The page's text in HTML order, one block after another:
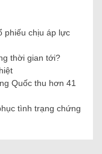
phiếu chịu áp lực
thời gian tới?
Quốc thu hơn 41
tình trạng chứng